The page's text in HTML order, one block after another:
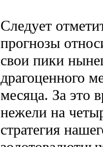
Следует
прогнозы
свои пики
драгоценного
месяца. За это
нежели на
стратегия